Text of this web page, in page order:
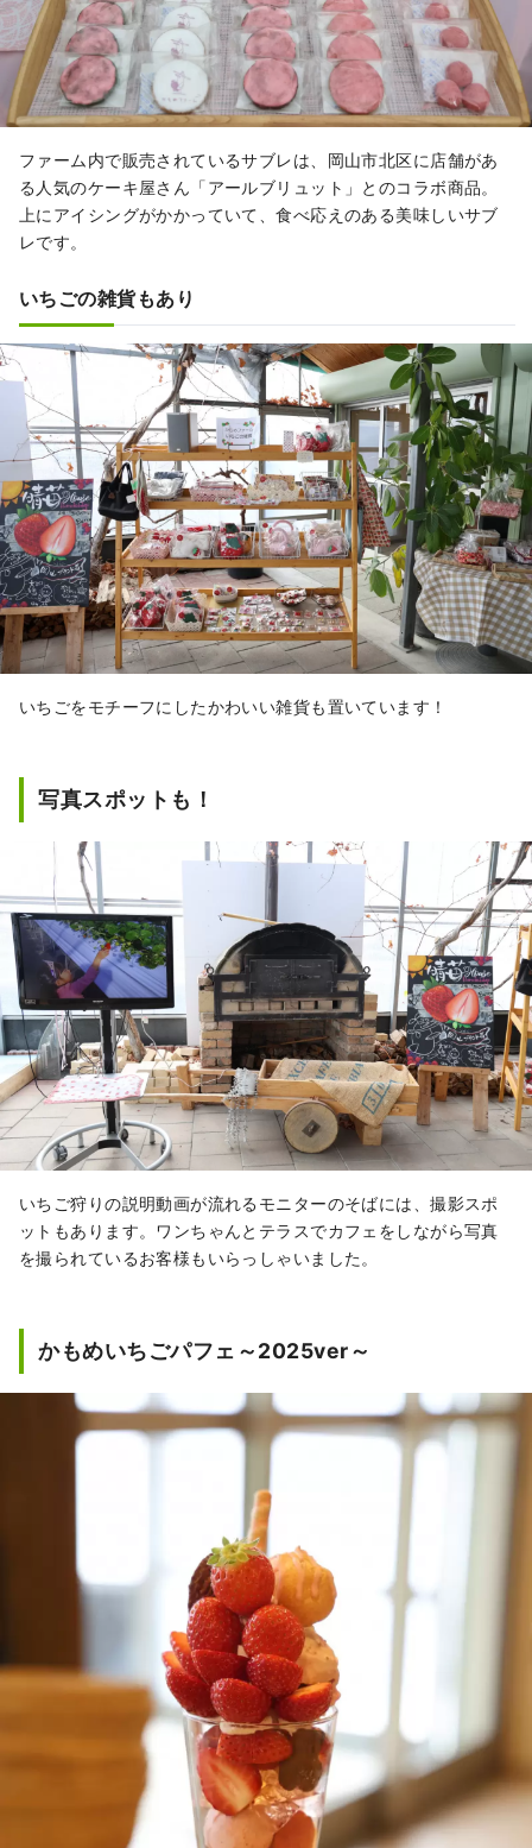
ファーム内で販売されているサブレは、岡山市北区に店舗があ
る人気のケーキ屋さん「アールブリュット」とのコラボ商品。
上にアイシングがかかっていて、食べ応えのある美味しいサブ
レです。
いちごの雑貨もあり
いちごをモチーフにしたかわいい雑貨も置いています！
写真スポットも！
いちご狩りの説明動画が流れるモニターのそばには、撮影スポ
ットもあります。ワンちゃんとテラスでカフェをしながら写真
を撮られているお客様もいらっしゃいました。
かもめいちごパフェ～2025ver～